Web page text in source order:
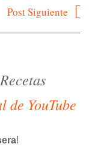
Post Siguiente
de YouTube
!